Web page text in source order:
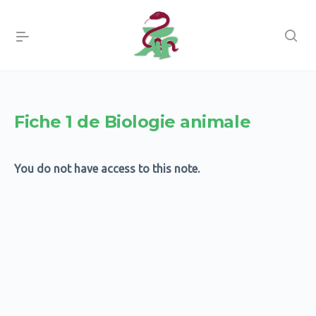
Fiche 1 de Biologie animale
You do not have access to this note.